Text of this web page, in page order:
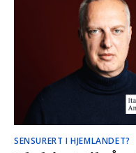
SENSURERT I HJEMLANDET?